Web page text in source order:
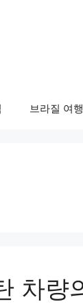
브라질 여행
차량